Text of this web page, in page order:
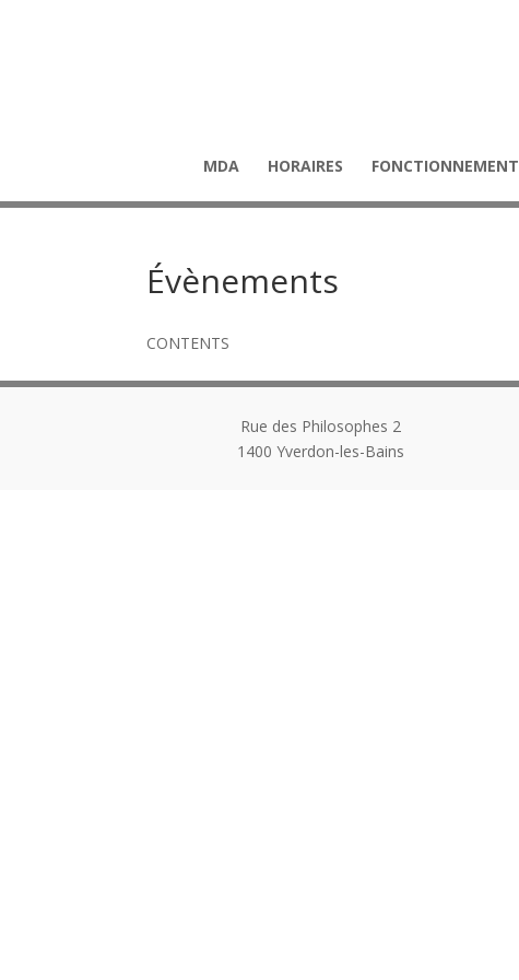
MDA HORAIRES FONCTIONNEMENT
Évènements
CONTENTS
Rue des Philosophes 2
1400 Yverdon-les-Bains